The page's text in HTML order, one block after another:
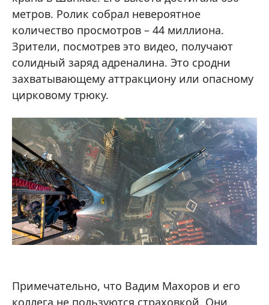
метров. Ролик собрал невероятное
количество просмотров – 44 миллиона.
Зрители, посмотрев это видео, получают
солидный заряд адреналина. Это сродни
захватывающему аттракциону или опасному
цирковому трюку.
Примечательно, что Вадим Махоров и его
коллега не пользуются страховкой. Они